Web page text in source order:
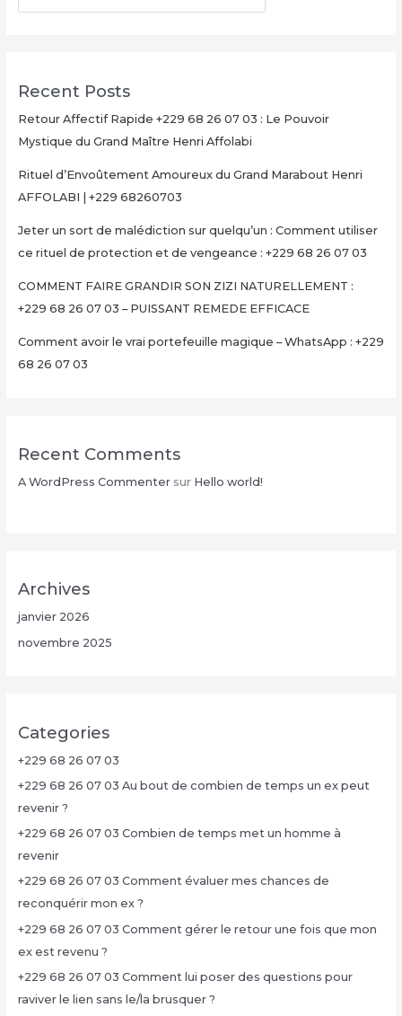
07
REMEDE
EFFICACE
Recent Posts
Retour Affectif Rapide +229 68 26 07 03 : Le Pouvoir
Mystique du Grand Maître Henri Affolabi
Rituel d’Envoûtement Amoureux du Grand Marabout Henri
AFFOLABI | +229 68260703
Jeter un sort de malédiction sur quelqu’un : Comment utiliser
ce rituel de protection et de vengeance : +229 68 26 07 03
COMMENT FAIRE GRANDIR SON ZIZI NATURELLEMENT :
+229 68 26 07 03 – PUISSANT REMEDE EFFICACE
Comment avoir le vrai portefeuille magique – WhatsApp : +229
68 26 07 03
Recent Comments
A WordPress Commentersur Hello world!
Archives
janvier 2026
novembre 2025
Categories
+229 68 26 07 03
+229 68 26 07 03 Au bout de combien de temps un ex peut
revenir ?
+229 68 26 07 03 Combien de temps met un homme à
revenir
+229 68 26 07 03 Comment évaluer mes chances de
reconquérir mon ex ?
+229 68 26 07 03 Comment gérer le retour une fois que mon
ex est revenu ?
+229 68 26 07 03 Comment lui poser des questions pour
raviver le lien sans le/la brusquer ?